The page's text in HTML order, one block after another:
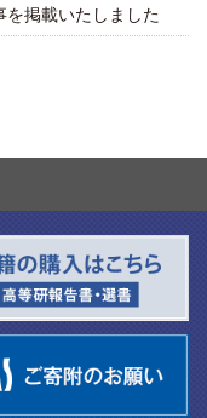
を掲載いたしました